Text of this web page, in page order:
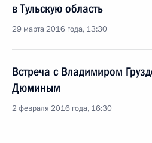
в Тульскую область
29 марта 2016 года, 13:30
Встреча с Владимиром
Дюминым
2 февраля 2016 года, 16:30